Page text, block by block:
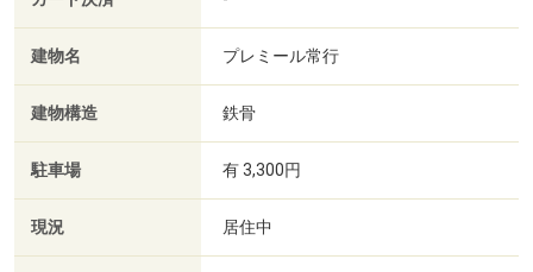
建物名 プレミール常行
建物構造 鉄骨
駐車場 有 3,300円
現況 居住中